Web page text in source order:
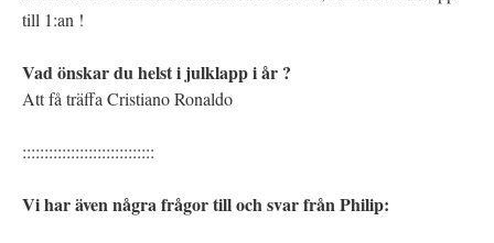
till 1:an !
Vad önskar du helst i julklapp i år ?
Att få träffa Cristiano Ronaldo
::::::::::::::::::::::::::::::
Vi har även några frågor till och svar från Philip: